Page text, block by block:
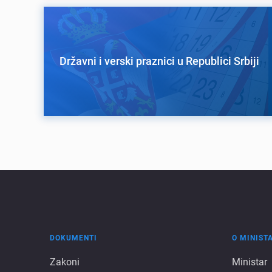
Državni i verski praznici u Republici Srbiji
Dokumenti
DOKUMENTI
Zakoni O
O
Ministar